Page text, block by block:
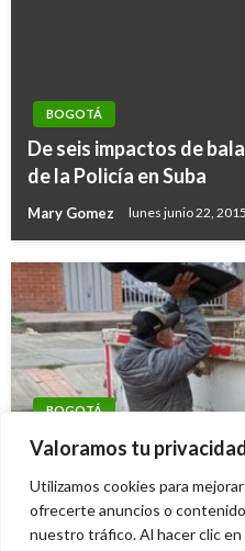
Valoramos tu
Utilizamos cookies para
ofrecerte anuncios o
nuestro tráfico. Al hacer clic
BOGOTÁ
De seis impactos de
de la Policía en Suba
Mary Gomez lunes junio 22, 2015
BOGOTÁ
Estos son los puntos de
Diana Becerra sábado enero 3,